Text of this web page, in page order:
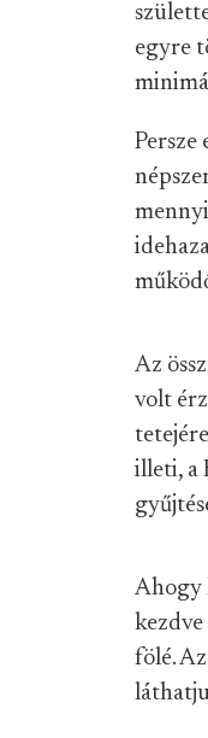
egyre
Persze
Az
volt
illeti, a
Ahogy
fölé.